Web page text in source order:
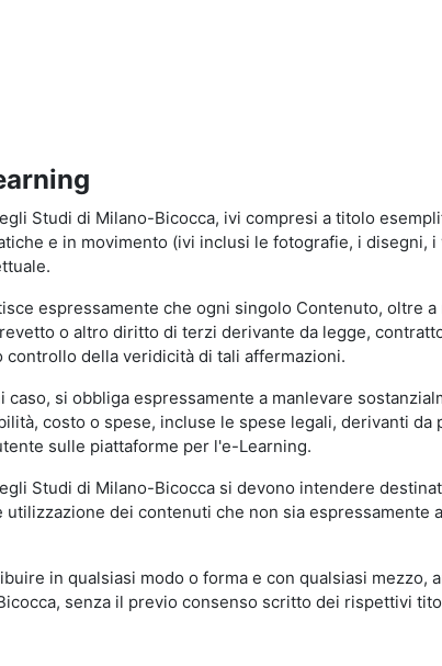
Studi di Milano-Bicocca, ivi compresi a titolo
e in movimento (ivi inclusi le fotografie, i disegni,
espressamente che ogni singolo Contenuto, oltre
o altro diritto di terzi derivante da legge,
della veridicità di tali affermazioni.
si obbliga espressamente a manlevare
costo o spese, incluse le spese legali, derivanti
sulle piattaforme per l'e-Learning.
Studi di Milano-Bicocca si devono intendere
dei contenuti che non sia
in qualsiasi modo o forma e con qualsiasi mezzo,
senza il previo consenso scritto dei rispettivi